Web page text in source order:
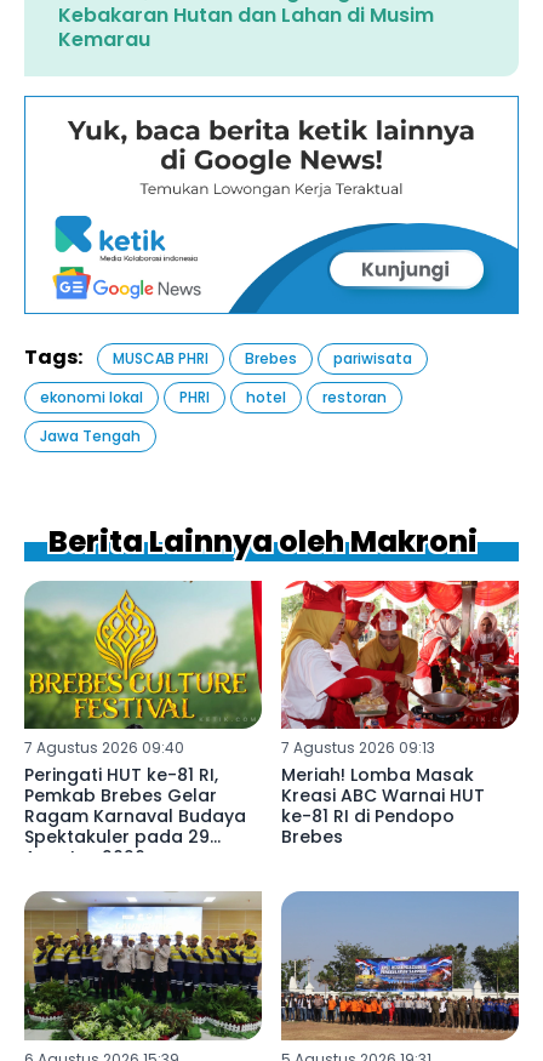
Kebakaran Hutan dan Lahan di Musim
Kemarau
Tags: MUSCAB PHRI Brebes
pariwisata
ekonomi lokal
PHRI hotel
restoran
Jawa Tengah
Berita Lainnya oleh Makroni
7 Agustus 2026 09:40
Peringati HUT ke-81 RI,
Pemkab Brebes Gelar
Ragam Karnaval Budaya
Spektakuler pada 29
Agustus 2026
7 Agustus 2026 09:13
Meriah! Lomba Masak
Kreasi ABC Warnai HUT
ke-81 RI di Pendopo
Brebes